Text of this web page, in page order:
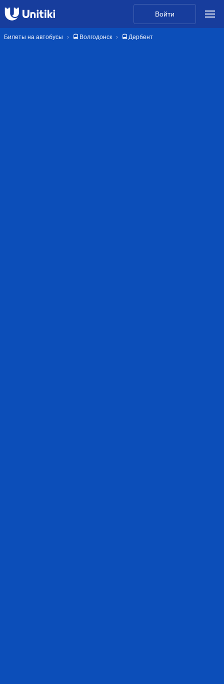
Войти
Билеты на автобусы 🚍 Волгодонск 🚍 Дербент